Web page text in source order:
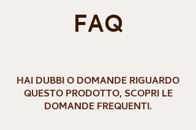
FAQ
HAI DUBBI O DOMANDE RIGUARDO
QUESTO PRODOTTO, SCOPRI LE
DOMANDE FREQUENTI.